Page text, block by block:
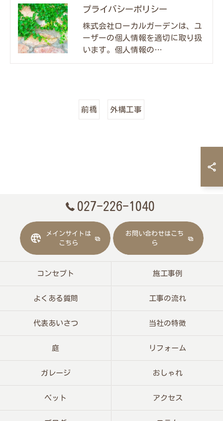
プライバシーポリシー
株式会社ローカルガーデンは、ユ
ーザーの個人情報を適切に取り扱
います。個人情報の…
前橋 外構工事
027-226-1040
メインサイトは
こちら
お問い合わせはこち
ら
コンセプト 施工事例
よくある質問 工事の流れ
代表あいさつ 当社の特徴
庭 リフォーム
ガレージ おしゃれ
ペット アクセス